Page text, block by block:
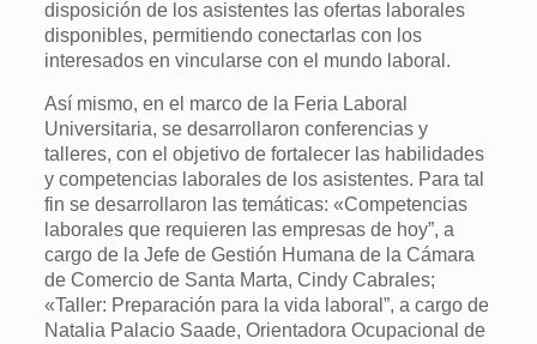
disposición de los asistentes las ofertas laborales
disponibles, permitiendo conectarlas con los
interesados en vincularse con el mundo laboral.
Así mismo, en el marco de la Feria Laboral
Universitaria, se desarrollaron conferencias y
talleres, con el objetivo de fortalecer las habilidades
y competencias laborales de los asistentes. Para tal
fin se desarrollaron las temáticas: «Competencias
laborales que requieren las empresas de hoy”, a
cargo de la Jefe de Gestión Humana de la Cámara
de Comercio de Santa Marta, Cindy Cabrales;
«Taller: Preparación para la vida laboral”, a cargo de
Natalia Palacio Saade, Orientadora Ocupacional de